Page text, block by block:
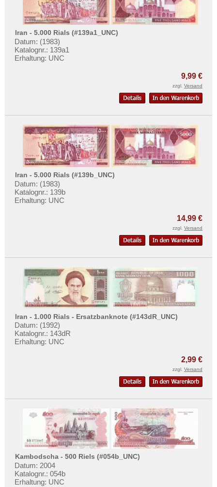
Iran - 5.000 Rials (#139a1_UNC)
Datum: (1983)
Katalognr.: 139a1
Erhaltung: UNC
9,99 €
zzgl. Versand
Iran - 5.000 Rials (#139b_UNC)
Datum: (1983)
Katalognr.: 139b
Erhaltung: UNC
14,99 €
zzgl. Versand
Iran - 1.000 Rials - Ersatzbanknote (#143dR_UNC)
Datum: (1992)
Katalognr.: 143dR
Erhaltung: UNC
2,99 €
zzgl. Versand
Kambodscha - 500 Riels (#054b_UNC)
Datum: 2004
Katalognr.: 054b
Erhaltung: UNC